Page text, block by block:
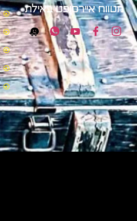
מטווח איירסופט באילת